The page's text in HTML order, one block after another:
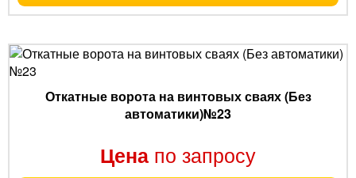
Откатные ворота на винтовых сваях (Без
автоматики)№23
Цена по запросу